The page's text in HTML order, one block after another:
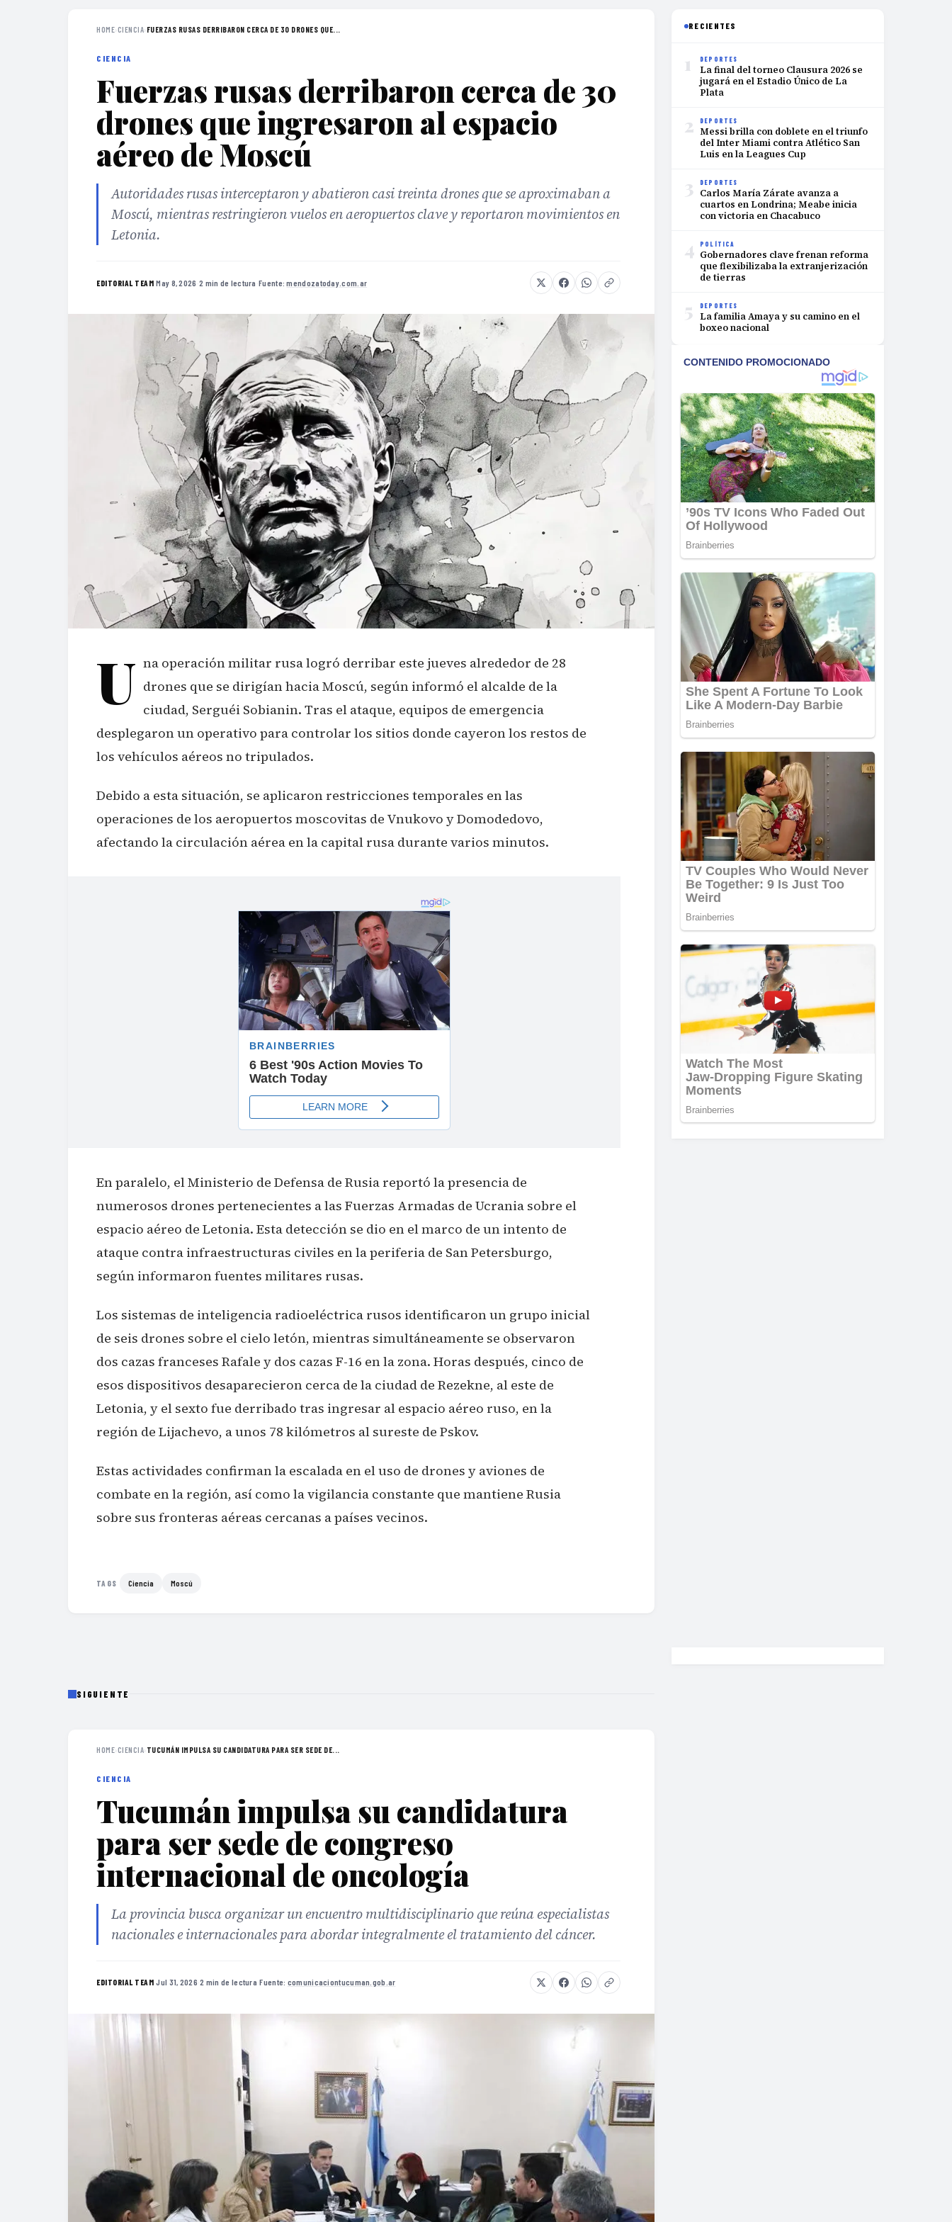
HOME›CIENCIA› FUERZAS RUSAS DERRIBARON CERCA DE 30 DRONES QUE...
CIENCIA
Fuerzas rusas derribaron cerca de 30
drones que ingresaron al espacio
aéreo de Moscú
Autoridades rusas interceptaron y abatieron casi treinta drones que se aproximaban a
Moscú, mientras restringieron vuelos en aeropuertos clave y reportaron movimientos en
Letonia.
EDITORIAL TEAM·May 8, 2026 ·2 min de lectura ·Fuente:mendozatoday.com.ar
U na operación militar rusa logró derribar este jueves alrededor de 28
drones que se dirigían hacia Moscú, según informó el alcalde de la
ciudad, Serguéi Sobianin. Tras el ataque, equipos de emergencia
desplegaron un operativo para controlar los sitios donde cayeron los restos de
los vehículos aéreos no tripulados.
Debido a esta situación, se aplicaron restricciones temporales en las
operaciones de los aeropuertos moscovitas de Vnukovo y Domodedovo,
afectando la circulación aérea en la capital rusa durante varios minutos.
En paralelo, el Ministerio de Defensa de Rusia reportó la presencia de
numerosos drones pertenecientes a las Fuerzas Armadas de Ucrania sobre el
espacio aéreo de Letonia. Esta detección se dio en el marco de un intento de
ataque contra infraestructuras civiles en la periferia de San Petersburgo,
según informaron fuentes militares rusas.
Los sistemas de inteligencia radioeléctrica rusos identificaron un grupo inicial
de seis drones sobre el cielo letón, mientras simultáneamente se observaron
dos cazas franceses Rafale y dos cazas F-16 en la zona. Horas después, cinco de
esos dispositivos desaparecieron cerca de la ciudad de Rezekne, al este de
Letonia, y el sexto fue derribado tras ingresar al espacio aéreo ruso, en la
región de Lijachevo, a unos 78 kilómetros al sureste de Pskov.
Estas actividades confirman la escalada en el uso de drones y aviones de
combate en la región, así como la vigilancia constante que mantiene Rusia
sobre sus fronteras aéreas cercanas a países vecinos.
TAGS Ciencia Moscú
RECIENTES
1 DEPORTES
La final del torneo Clausura 2026 se
jugará en el Estadio Único de La
Plata
2 DEPORTES
Messi brilla con doblete en el triunfo
del Inter Miami contra Atlético San
Luis en la Leagues Cup
3 DEPORTES
Carlos María Zárate avanza a
cuartos en Londrina; Meabe inicia
con victoria en Chacabuco
4 POLÍTICA
Gobernadores clave frenan reforma
que flexibilizaba la extranjerización
de tierras
5 DEPORTES
La familia Amaya y su camino en el
boxeo nacional
SIGUIENTE
HOME›CIENCIA› TUCUMÁN IMPULSA SU CANDIDATURA PARA SER SEDE DE...
CIENCIA
Tucumán impulsa su candidatura
para ser sede de congreso
internacional de oncología
La provincia busca organizar un encuentro multidisciplinario que reúna especialistas
nacionales e internacionales para abordar integralmente el tratamiento del cáncer.
EDITORIAL TEAM·Jul 31, 2026·2 min de lectura·Fuente: comunicaciontucuman.gob.ar